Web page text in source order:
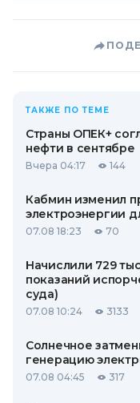
ТАКЖЕ ПО ТЕМЕ
Страны ОПЕК+
нефти в сентябре
Вчера 04:17 144
Кабмин изменил
электроэнергии
07.08 18:23 70
Начислили 729
показаний
суда)
07.08 10:24 3133
Солнечное
генерацию
07.08 04:45 317